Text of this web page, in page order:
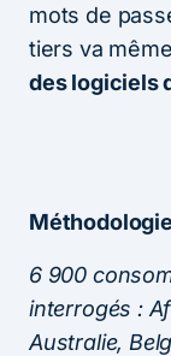
mots de
tiers va
des logiciels
Méthodologie
6 900
interrogés :
Australie,